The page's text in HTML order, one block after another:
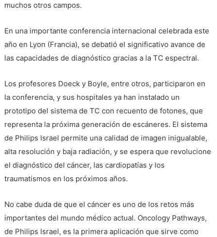
muchos otros campos.
En una importante conferencia internacional celebrada este
año en Lyon (Francia), se debatió el significativo avance de
las capacidades de diagnóstico gracias a la TC espectral.
Los profesores Doeck y Boyle, entre otros, participaron en
la conferencia, y sus hospitales ya han instalado un
prototipo del sistema de TC con recuento de fotones, que
representa la próxima generación de escáneres. El sistema
de Philips Israel permite una calidad de imagen inigualable,
alta resolución y baja radiación, y se espera que revolucione
el diagnóstico del cáncer, las cardiopatías y los
traumatismos en los próximos años.
No cabe duda de que el cáncer es uno de los retos más
importantes del mundo médico actual. Oncology Pathways,
de Philips Israel, es la primera aplicación que sirve como